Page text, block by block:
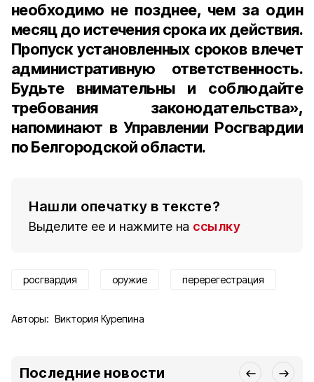
необходимо не позднее, чем за один
месяц до истечения срока их действия.
Пропуск установленных сроков влечет
административную ответственность.
Будьте внимательны и соблюдайте
требования законодательства»,
напоминают в Управлении Росгвардии
по Белгородской области.
Нашли опечатку в тексте?
Выделите ее и нажмите на ссылку
росгвардия оружие перерегестрация
Авторы: Виктория Курепина
Последние новости